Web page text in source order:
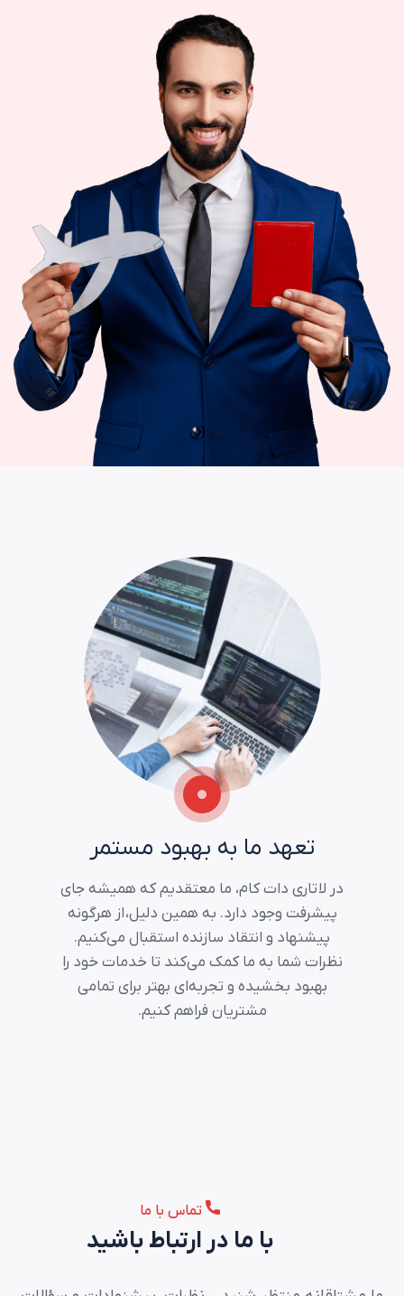
تعهد ما به بهبود مستمر
در لاتاری دات کام، ما معتقدیم که همیشه جای
پیشرفت وجود دارد. به همین دلیل، از هرگونه
پیشنهاد و انتقاد سازنده استقبال می‌کنیم.
نظرات شما به ما کمک می‌کند تا خدمات خود را
بهبود بخشیده و تجربه‌ای بهتر برای تمامی
مشتریان فراهم کنیم.
تماس با ما
با ما در ارتباط باشید